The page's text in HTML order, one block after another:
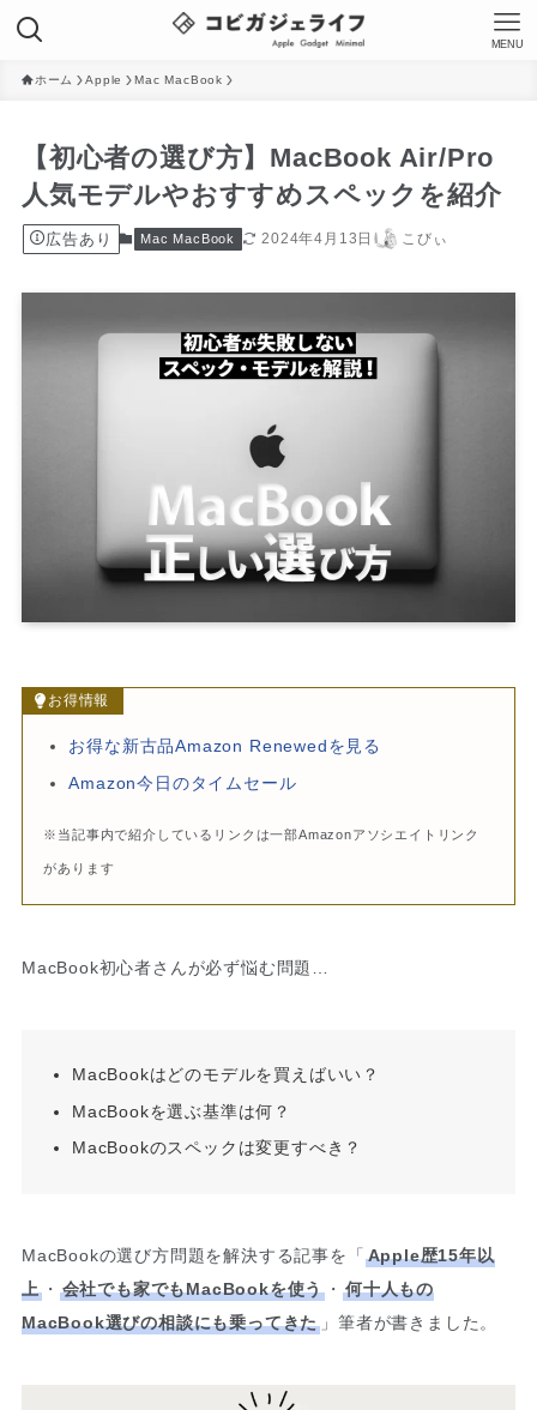
MENU
ホーム Apple Mac MacBook
【初心者の選び方】MacBook Air/Pro
人気モデルやおすすめスペックを紹介
広告あり Mac MacBook 2024年4月13日 こびぃ
お得情報
お得な新古品Amazon Renewedを見る
Amazon今日のタイムセール
※当記事内で紹介しているリンクは一部Amazonアソシエイトリンク
があります
MacBook初心者さんが必ず悩む問題…
MacBookはどのモデルを買えばいい？
MacBookを選ぶ基準は何？
MacBookのスペックは変更すべき？
MacBookの選び方問題を解決する記事を「 Apple歴15年以
上・ 会社でも家でもMacBookを使う ・何十人もの
MacBook選びの相談にも乗ってきた 」筆者が書きました。